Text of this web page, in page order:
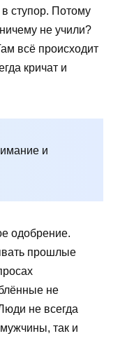
ступор. Потому
не учили?
всё происходит
кричат и
и
одобрение.
прошлые
не
не всегда
так и